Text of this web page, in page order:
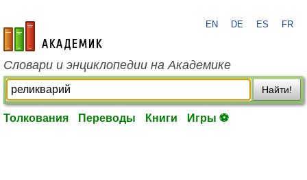
academic.ru
EN DE ES FR
Словари и энциклопедии на Академике
Найти!
Толкования Переводы Книги Игры ⚽